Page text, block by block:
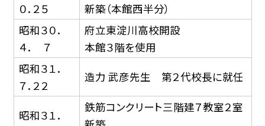
０．２５
新築（本館西半分）
昭和３０．
４． ７
府立東淀川高校開設
本館３階を使用
昭和３１．
７．２２
造力 武彦先生 第２代校長に就任
昭和３１．
鉄筋コンクリート三階建７教室２室